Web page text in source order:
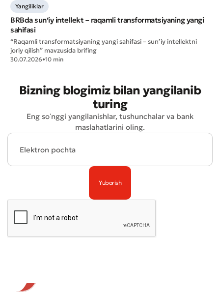
Yangiliklar
BRBda sun’iy intellekt – raqamli transformatsiyaning yangi
sahifasi
“Raqamli transformatsiyaning yangi sahifasi – sun’iy intellektni
joriy qilish” mavzusida brifing
30.07.2026•10 min
Bizning blogimiz bilan yangilanib
turing
Eng soʻnggi yangilanishlar, tushunchalar va bank
maslahatlarini oling.